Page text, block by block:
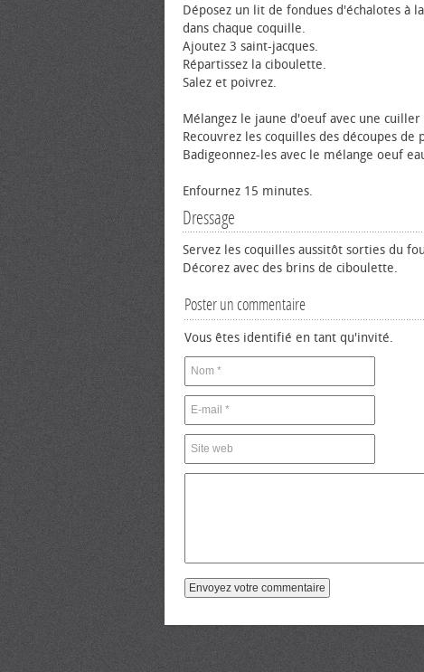
Déposez un lit de fondues d'échalotes à
dans chaque coquille.
Ajoutez 3 saint-jacques.
Répartissez la ciboulette.
Salez et poivrez.
Mélangez le jaune d'œuf avec une cuiller
Recouvrez les coquilles des découpes de
Badigeonnez-les avec le mélange œuf
Enfournez 15 minutes.
Dressage
Servez les coquilles aussitôt sorties du
Décorez avec des brins de ciboulette.
Poster un commentaire
Vous êtes identifié en tant qu'invité.